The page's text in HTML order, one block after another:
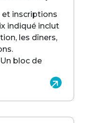
inscriptions
indiqué inclut
les dîners,
bloc de